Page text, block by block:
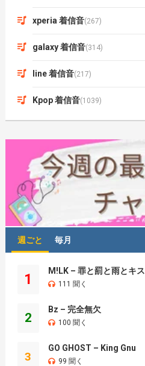
xperia 着信音(267)
galaxy 着信音(314)
line 着信音(217)
Kpop 着信音(1039)
週ごと 毎月
1
M!LK – 罪と罰と雨とキス
111 聞く
2
Bz – 完全無欠
100 聞く
3
GO GHOST – King Gnu
99 聞く